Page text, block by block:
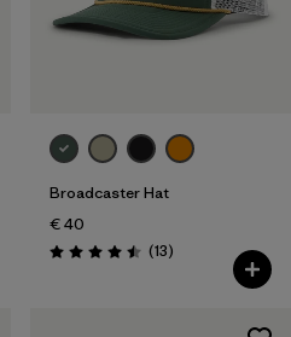
Broadcaster Hat
€ 40
Valutazione: 4.5 / 5
(13Recensioni
)